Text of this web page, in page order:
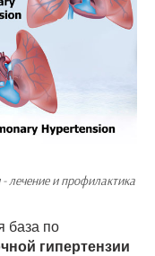
- лечение и профилактика
база по
гипертензии